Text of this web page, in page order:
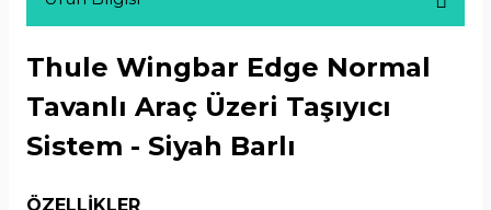
Thule Wingbar Edge Normal
Tavanlı Araç Üzeri Taşıyıcı
Sistem - Siyah Barlı
ÖZELLİKLER